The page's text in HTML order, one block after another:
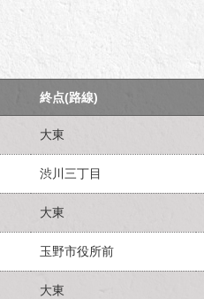
終点(路線)
大東
渋川三丁目
大東
玉野市役所前
大東